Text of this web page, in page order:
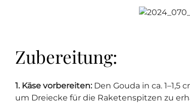
Zubereitung:
1. Käse vorbereiten: Den Gouda in ca.
um Dreiecke für die Raketenspitzen zu